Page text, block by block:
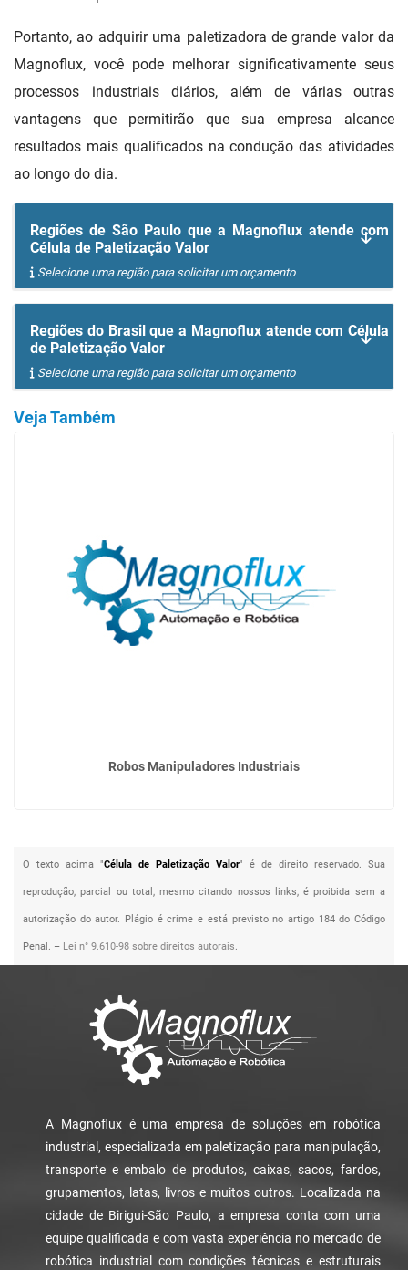
Portanto, ao adquirir uma paletizadora de grande valor da
Magnoflux, você pode melhorar significativamente seus
processos industriais diários, além de várias outras
vantagens que permitirão que sua empresa alcance
resultados mais qualificados na condução das atividades
ao longo do dia.
Regiões de São Paulo que a Magnoflux atende com
Célula de Paletização Valor
Selecione uma região para solicitar um orçamento
Regiões do Brasil que a Magnoflux atende com Célula
de Paletização Valor
Selecione uma região para solicitar um orçamento
Veja Também
Robos Manipuladores Industriais
O texto acima "Célula de Paletização Valor" é de direito reservado. Sua
reprodução, parcial ou total, mesmo citando nossos links, é proibida sem a
autorização do autor. Plágio é crime e está previsto no artigo 184 do Código
Penal. – Lei n° 9.610-98 sobre direitos autorais.
A Magnoflux é uma empresa de soluções em robótica
industrial, especializada em paletização para manipulação,
transporte e embalo de produtos, caixas, sacos, fardos,
grupamentos, latas, livros e muitos outros. Localizada na
cidade de Birigui-São Paulo, a empresa conta com uma
equipe qualificada e com vasta experiência no mercado de
robótica industrial com condições técnicas e estruturais